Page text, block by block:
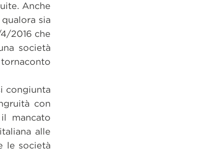
Anche
sia
2016 che
società
congiunta
con
mancato
alle
le società